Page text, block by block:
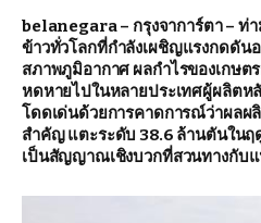
belanegara – กรุงจาการ์ตา – ท่
ข้าวทั่วโลกที่กำลังเผชิญแรงกดดัน
สภาพภูมิอากาศ ผลกำไรของเกษ
หดหายไปในหลายประเทศผู้ผลิตห
โดดเด่นด้วยการคาดการณ์ว่าผลผ
สำคัญ แตะระดับ 38.6 ล้านตันใน
เป็นสัญญาณเชิงบวกที่สวนทางกับแ